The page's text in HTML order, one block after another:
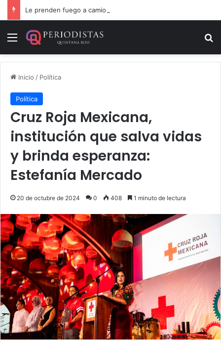
Menú
Inicio / Política
Política
Cruz Roja Mexicana,
institución que salva vidas
y brinda esperanza:
Estefanía Mercado
20 de octubre de 2024 0 408 1 minuto de lectura